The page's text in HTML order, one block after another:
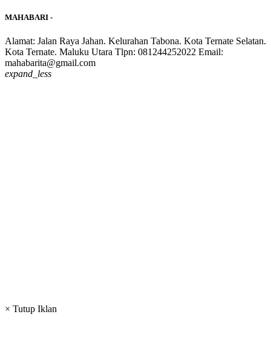
MAHABARI -
Alamat: Jalan Raya Jahan. Kelurahan Tabona. Kota Ternate Selatan.
Kota Ternate. Maluku Utara Tlpn: 081244252022 Email:
mahabarita@gmail.com
expand_less
× Tutup Iklan